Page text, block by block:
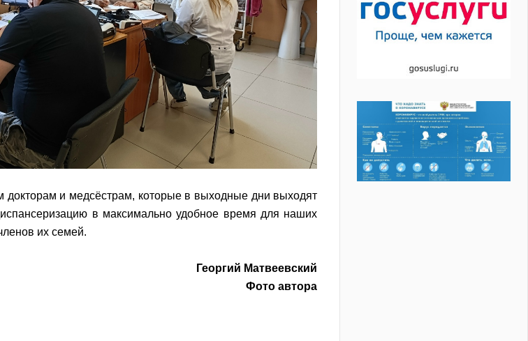
докторам и медсёстрам, которые в выходные дни выходят
в максимально удобное время для наших
их семей.
Георгий Матвеевский
Фото автора